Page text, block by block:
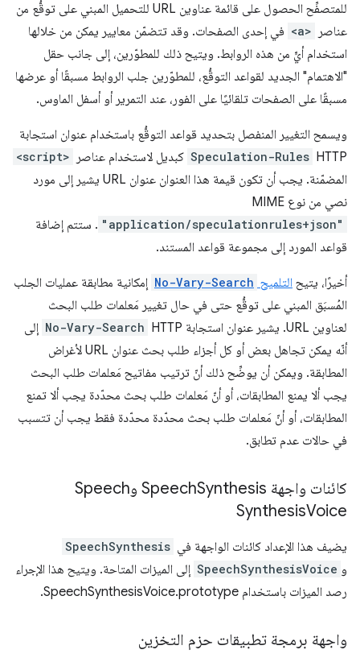
للمتصفِّح الحصول على قائمة عناوين URL للتحميل المبني على توقُّع من
عناصر
<a> في إحدى الصفحات. وقد تتضمّن معايير يمكن من خلالها
استخدام أيٍّ من هذه الروابط. ويتيح ذلك للمطوّرين، إلى جانب حقل
"الاهتمام" الجديد لقواعد التوقُّع، للمطوّرين جلب الروابط مسبقًا أو عرضها
مسبقًا على الصفحات تلقائيًا على الفور، عند التمرير أو أسفل الماوس.
ويسمح التغيير المنفصل بتحديد قواعد التوقُّع باستخدام عنوان استجابة
HTTP
Speculation-Rules كبديل لاستخدام عناصر <script>
المضمّنة. يجب أن تكون قيمة هذا العنوان عنوان URL يشير إلى مورد
نصي من نوع MIME
"application/speculationrules+json" . ستتم إضافة
قواعد المورد إلى مجموعة قواعد المستند.
أخيرًا، يتيح التلميح No-Vary-Search إمكانية مطابقة عمليات الجلب
المُسبَق المبني على توقُّع حتى في حال تغيير مَعلمات طلب البحث
لعناوين URL. يشير عنوان استجابة HTTP
No-Vary-Search إلى
أنّه يمكن تجاهل بعض أو كل أجزاء طلب بحث عنوان URL لأغراض
المطابقة. ويمكن أن يوضِّح ذلك أنّ ترتيب مفاتيح مَعلمات طلب البحث
يجب ألا يمنع المطابقات، أو أنّ مَعلمات طلب بحث محدّدة يجب ألا تمنع
المطابقات، أو أنّ مَعلمات طلب بحث محدّدة محدّدة فقط يجب أن تتسبب
في حالات عدم تطابق.
كائنات واجهة Speech Synthesis وSpeech
SynthesisVoice
يضيف هذا الإعداد كائنات الواجهة في SpeechSynthesis
و SpeechSynthesisVoice إلى الميزات المتاحة. ويتيح هذا الإجراء
رصد الميزات باستخدام SpeechSynthesisVoice.prototype.
واجهة برمجة تطبيقات حزم التخزين